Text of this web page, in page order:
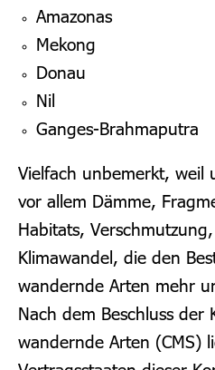
Amazonas
Mekong
Donau
Nil
Ganges-Brahmaputra
Vielfach unbemerkt, weil
vor allem Dämme,
Habitats,
Klimawandel, die den
wandernde Arten mehr
Nach dem Beschluss der
wandernde Arten (CMS)